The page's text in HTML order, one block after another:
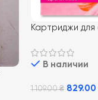
Картриджи
breeze 8 шт.
В наличии
1 109.00₴ 829.00